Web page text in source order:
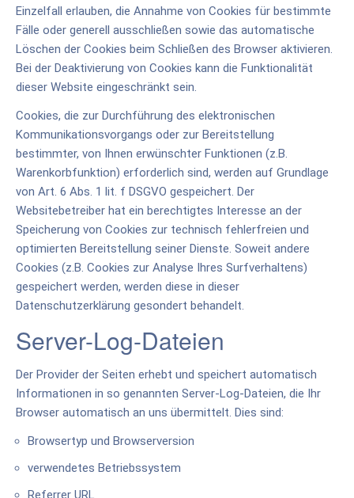
Einzelfall erlauben, die Annahme von Cookies für bestimmte
Fälle oder generell ausschließen sowie das automatische
Löschen der Cookies beim Schließen des Browser aktivieren.
Bei der Deaktivierung von Cookies kann die Funktionalität
dieser Website eingeschränkt sein.
Cookies, die zur Durchführung des elektronischen
Kommunikationsvorgangs oder zur Bereitstellung
bestimmter, von Ihnen erwünschter Funktionen (z.B.
Warenkorbfunktion) erforderlich sind, werden auf Grundlage
von Art. 6 Abs. 1 lit. f DSGVO gespeichert. Der
Websitebetreiber hat ein berechtigtes Interesse an der
Speicherung von Cookies zur technisch fehlerfreien und
optimierten Bereitstellung seiner Dienste. Soweit andere
Cookies (z.B. Cookies zur Analyse Ihres Surfverhaltens)
gespeichert werden, werden diese in dieser
Datenschutzerklärung gesondert behandelt.
Server-Log-Dateien
Der Provider der Seiten erhebt und speichert automatisch
Informationen in so genannten Server-Log-Dateien, die Ihr
Browser automatisch an uns übermittelt. Dies sind:
Browsertyp und Browserversion
verwendetes Betriebssystem
Referrer URL